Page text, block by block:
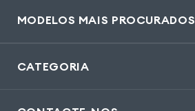
MODELOS MAIS PROCURADOS
CATEGORIA